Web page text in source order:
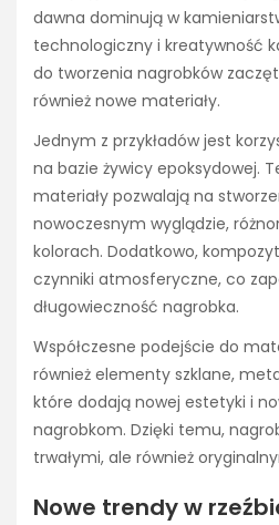
dawna dominują w
technologiczny i kreatywność
do tworzenia nagrobków
również nowe materiały.
Jednym z przykładów jest
na bazie żywicy epoksydowej.
materiały pozwalają na
nowoczesnym wyglądzie,
kolorach. Dodatkowo,
czynniki atmosferyczne, co
długowieczność nagrobka.
Współczesne podejście do
również elementy szklane,
które dodają nowej estetyki i
nagrobkom. Dzięki temu,
trwałymi, ale również
Nowe trendy w